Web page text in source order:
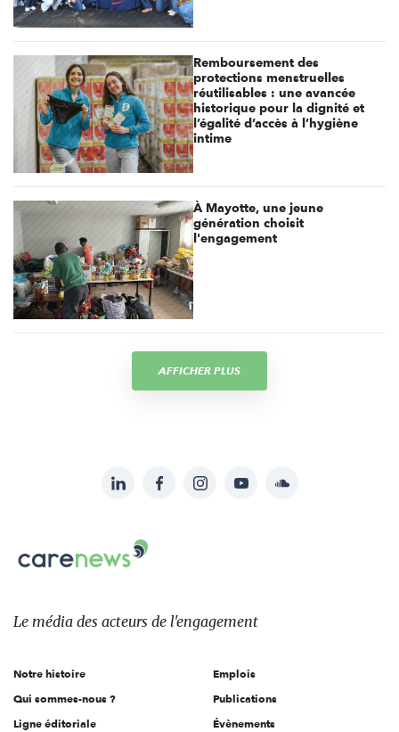
Remboursement des
protections menstruelles
réutilisables : une avancée
historique pour la dignité et
l’égalité d’accès à l’hygiène
intime
À Mayotte, une jeune
génération choisit
l'engagement
AFFICHER PLUS
sur:
LinkedInFacebookInstagramYouTubeSoundcloud
Carenews,
Le
des
l'engagement
Le média des acteurs de l'engagement
Notre histoire
Qui sommes-nous ?
Ligne éditoriale
Emplois
Publications
Évènements